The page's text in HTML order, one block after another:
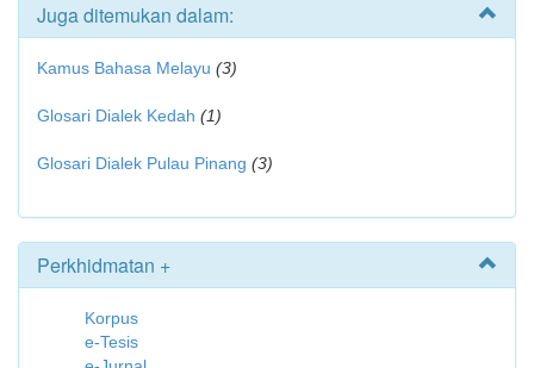
Juga ditemukan dalam:
Kamus Bahasa Melayu (3)
Glosari Dialek Kedah (1)
Glosari Dialek Pulau Pinang (3)
Perkhidmatan +
Korpus
e-Tesis